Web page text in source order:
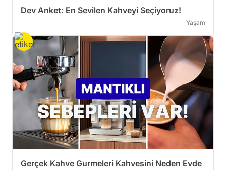
Dev Anket: En Sevilen Kahveyi Seçiyoruz!
Yaşam
Gerçek Kahve Gurmeleri Kahvesini Neden Evde